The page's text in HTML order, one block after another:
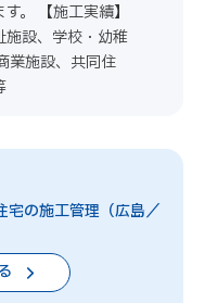
。 【施工実績】
施設、学校・幼稚
業施設、共同住
宅の施工管理（広島／